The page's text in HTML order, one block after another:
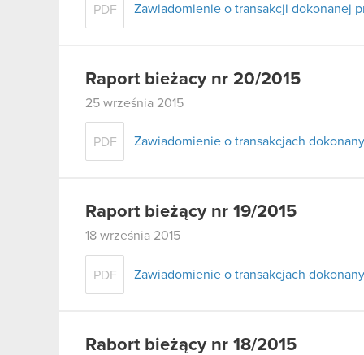
PDF Zawiadomienie o transakcji dokonanej
Raport bieżacy nr 20/2015
25 września 2015
PDF Zawiadomienie o transakcjach
Raport bieżący nr 19/2015
18 września 2015
PDF Zawiadomienie o transakcjach
Rabort bieżący nr 18/2015